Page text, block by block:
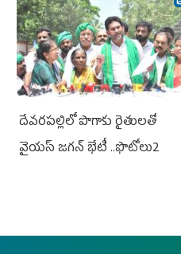
దేవరపల్లిలో పొగాకు రైతులతో
వైయస్ జగన్ భేటీ ..ఫొటోలు2